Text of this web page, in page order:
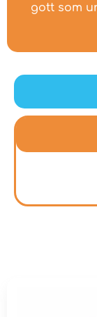
gott som